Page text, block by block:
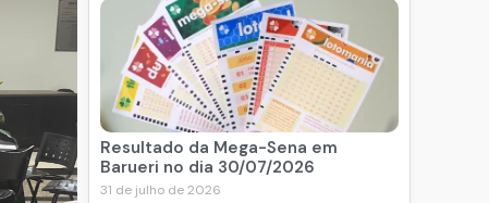
Resultado da Mega-Sena em
Barueri no dia 30/07/2026
31 de julho de 2026